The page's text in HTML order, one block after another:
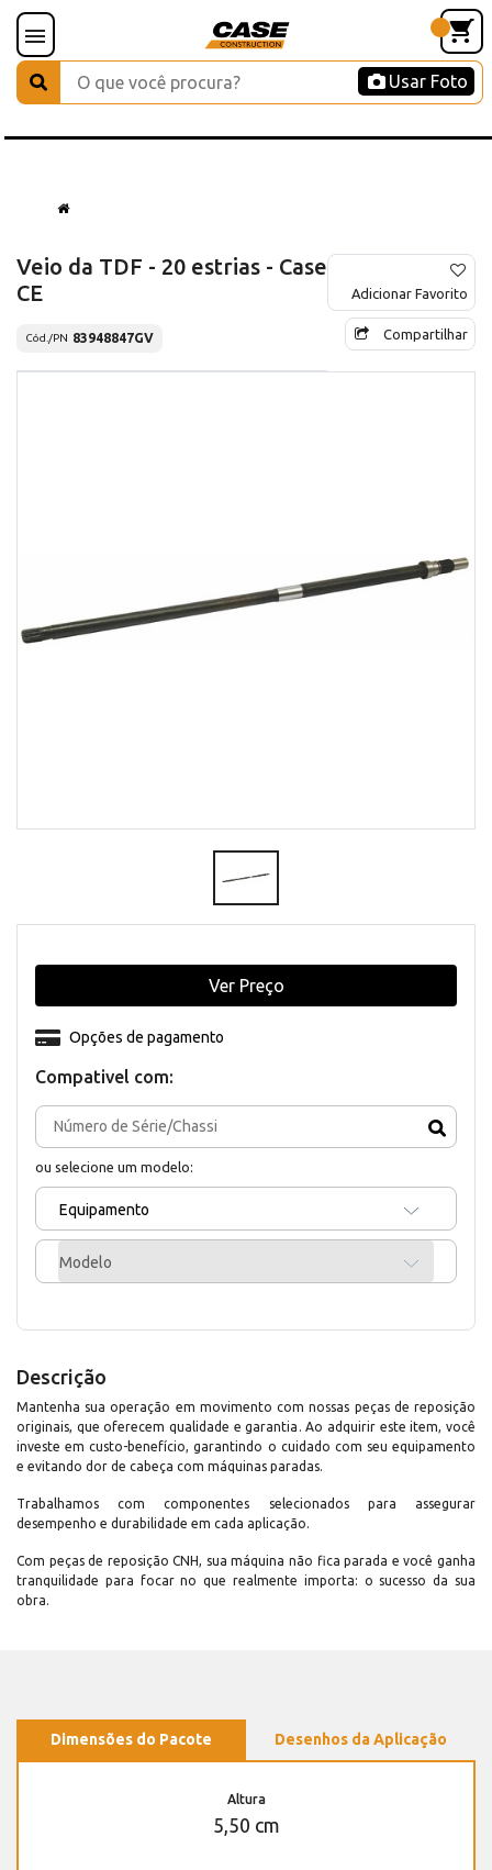
Usar Foto
Veio da TDF - 20 estrias - Case
CE
Cód./PN 83948847GV
Adicionar Favorito
Compartilhar
Compativel com:
ou selecione um modelo:
Equipamento
Modelo
Opções de pagamento
Ver Preço
Descrição
Mantenha sua operação em movimento com nossas peças de reposição
originais, que oferecem qualidade e garantia. Ao adquirir este item, você
investe em custo-benefício, garantindo o cuidado com seu equipamento
e evitando dor de cabeça com máquinas paradas.
Trabalhamos com componentes selecionados para assegurar
desempenho e durabilidade em cada aplicação.
Com peças de reposição CNH, sua máquina não fica parada e você ganha
tranquilidade para focar no que realmente importa: o sucesso da sua
obra.
Dimensões do Pacote Desenhos da Aplicação
Altura
5,50 cm